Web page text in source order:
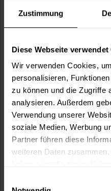
Zustimmung
Diese Webseite verwendet
Wir verwenden Cookies,
personalisieren,
zu können und die Zugriffe
analysieren. Außerdem
Verwendung unserer
soziale Medien, Werbung
Partner führen diese
weiteren Daten
Tapeten-
Hochwertiges
Angel